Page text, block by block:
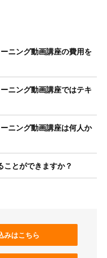
ニング動画講座の費用を
ニング動画講座ではテキ
ニング動画講座は何人か
とができますか？
みはこちら